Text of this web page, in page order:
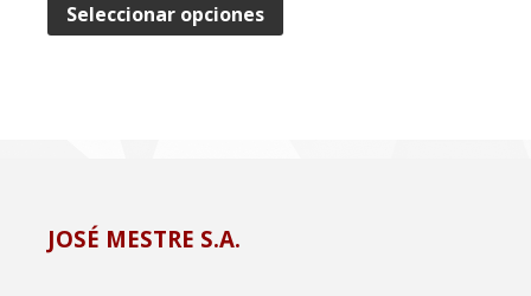
Seleccionar opciones
JOSÉ MESTRE S.A.